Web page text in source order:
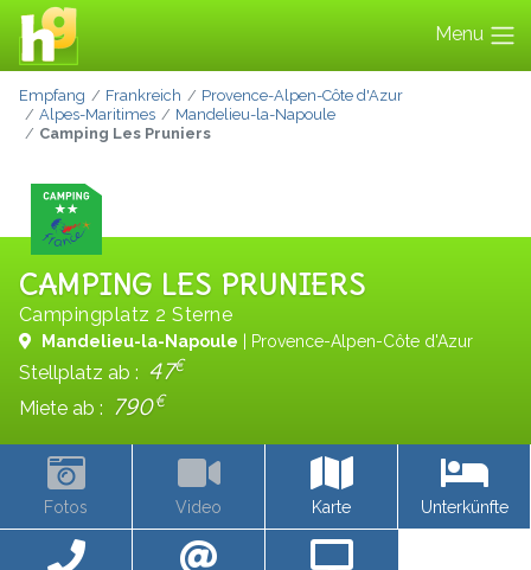
Menu
Empfang Frankreich
Provence-Alpen-Côte d'Azur
Alpes-Maritimes
Mandelieu-la-Napoule
Camping Les Pruniers
CAMPING LES PRUNIERS
Campingplatz 2 Sterne
Mandelieu-la-Napoule | Provence-Alpen-Côte d'Azur
Stellplatz ab : 47€
Miete ab : 790€
Fotos Video Karte Unterkünfte